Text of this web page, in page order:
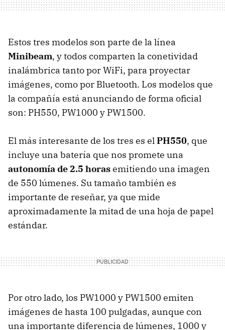
Estos tres modelos son parte de la línea
Minibeam, y todos comparten la conetividad
inalámbrica tanto por WiFi, para proyectar
imágenes, como por Bluetooth. Los modelos que
la compañía está anunciando de forma oficial
son: PH550, PW1000 y PW1500.
El más interesante de los tres es elPH550, que
incluye una batería que nos promete una
autonomía de 2.5 horasemitiendo una imagen
de 550 lúmenes. Su tamaño también es
importante de reseñar, ya que mide
aproximadamente la mitad de una hoja de papel
estándar.
Por otro lado, los PW1000 y PW1500 emiten
imágenes de hasta 100 pulgadas, aunque con
una importante diferencia de lúmenes, 1000 y